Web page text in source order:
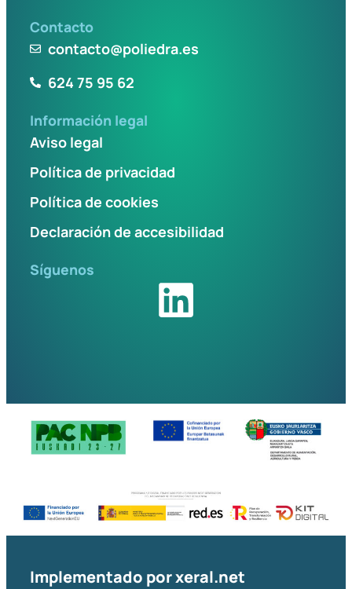
Contacto
contacto@poliedra.es
624 75 95 62
Información legal
Aviso legal
Política de privacidad
Política de cookies
Declaración de accesibilidad
Síguenos
Implementado porxeral.net